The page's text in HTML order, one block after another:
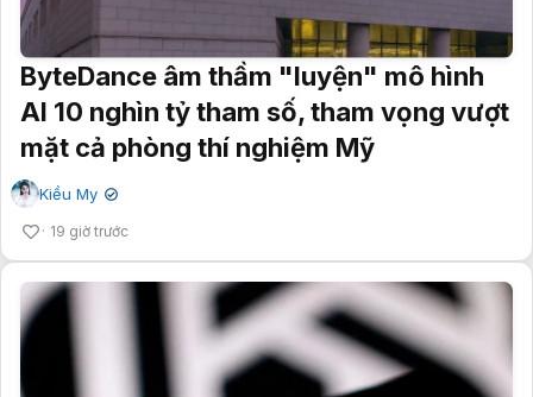
ByteDance âm thầm "luyện" mô hình
AI 10 nghìn tỷ tham số, tham vọng vượt
mặt cả phòng thí nghiệm Mỹ
Kiều My ✔
19 giờ trước